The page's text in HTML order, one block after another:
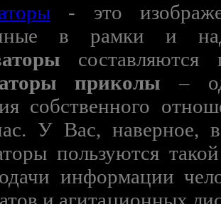
- это
в рамки и
составляются
приколы –
собственного
У Вас, наверное,
пользуются
информации